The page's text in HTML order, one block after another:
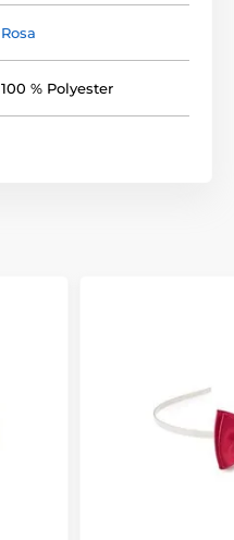
Rosa
100 % Polyester